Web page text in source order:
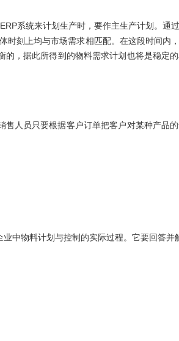
ERP系统来计划生产时，要作主生产计划。通
时刻上均与市场需求相匹配。在这段时间内
，据此所得到的物料需求计划也将是稳定
人员只要根据客户订单把客户对某种产品
业中物料计划与控制的实际过程。它要回答并